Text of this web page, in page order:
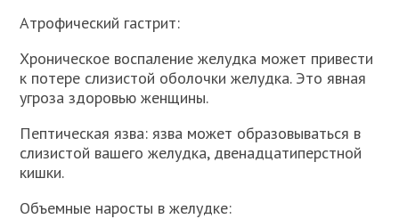
Атрофический гастрит:
Хроническое воспаление желудка может привести
к потере слизистой оболочки желудка. Это явная
угроза здоровью женщины.
Пептическая язва: язва может образовываться в
слизистой вашего желудка, двенадцатиперстной
кишки.
Объемные наросты в желудке: